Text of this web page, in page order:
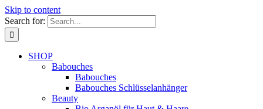
Skip to content
Search for:
SHOP
Babouches
Babouches
Babouches Schlüsselanhänger
Beauty